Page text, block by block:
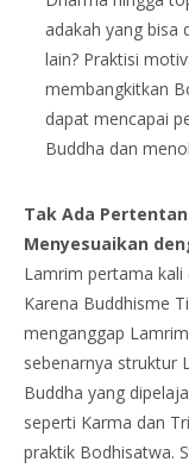
adakah yang bisa
lain? Praktisi
membangkitkan
dapat mencapai
Buddha dan
Tak Ada
Menyesuaikan
Lamrim pertama kali
Karena Buddhisme
menganggap
sebenarnya struktur
Buddha yang
seperti Karma dan
praktik Bodhisatwa.